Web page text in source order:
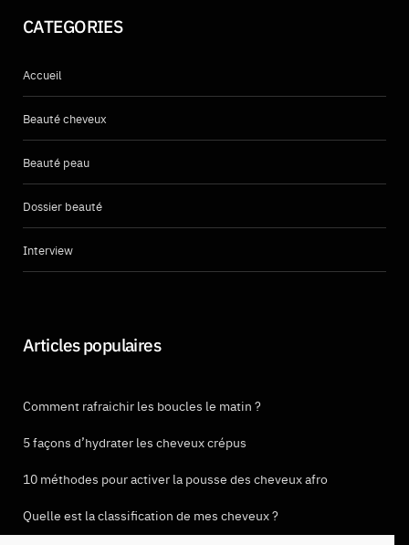
CATEGORIES
Accueil
Beauté cheveux
Beauté peau
Dossier beauté
Interview
Articles populaires
Comment rafraichir les boucles le matin ?
5 façons d’hydrater les cheveux crépus
10 méthodes pour activer la pousse des cheveux afro
Quelle est la classification de mes cheveux ?